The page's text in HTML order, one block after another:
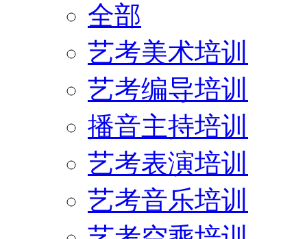
全部
艺考美术培训
艺考编导培训
播音主持培训
艺考表演培训
艺考音乐培训